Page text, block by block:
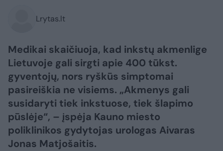
Lrytas.lt
Medikai skaičiuoja, kad inkstų akmenlige
Lietuvoje gali sirgti apie 400 tūkst.
gyventojų, nors ryškūs simptomai
pasireiškia ne visiems. „Akmenys gali
susidaryti tiek inkstuose, tiek šlapimo
pūslėje“, – įspėja Kauno miesto
poliklinikos gydytojas urologas Aivaras
Jonas Matjošaitis.